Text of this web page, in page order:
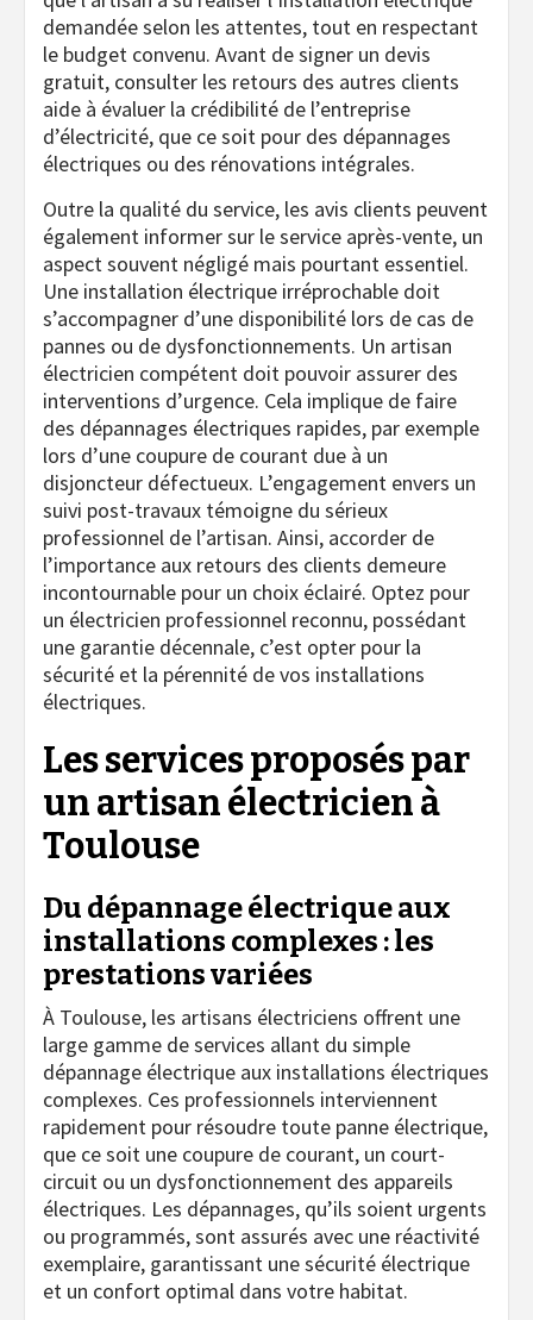
demandée selon les attentes, tout en respectant
le budget convenu. Avant de signer un devis
gratuit, consulter les retours des autres clients
aide à évaluer la crédibilité de l’entreprise
d’électricité, que ce soit pour des dépannages
électriques ou des rénovations intégrales.
Outre la qualité du service, les avis clients peuvent
également informer sur le service après-vente, un
aspect souvent négligé mais pourtant essentiel.
Une installation électrique irréprochable doit
s’accompagner d’une disponibilité lors de cas de
pannes ou de dysfonctionnements. Un artisan
électricien compétent doit pouvoir assurer des
interventions d’urgence. Cela implique de faire
des dépannages électriques rapides, par exemple
lors d’une coupure de courant due à un
disjoncteur défectueux. L’engagement envers un
suivi post-travaux témoigne du sérieux
professionnel de l’artisan. Ainsi, accorder de
l’importance aux retours des clients demeure
incontournable pour un choix éclairé. Optez pour
un électricien professionnel reconnu, possédant
une garantie décennale, c’est opter pour la
sécurité et la pérennité de vos installations
électriques.
Les services proposés par
un artisan électricien à
Toulouse
Du dépannage électrique aux
installations complexes : les
prestations variées
À Toulouse, les artisans électriciens offrent une
large gamme de services allant du simple
dépannage électrique aux installations électriques
complexes. Ces professionnels interviennent
rapidement pour résoudre toute panne électrique,
que ce soit une coupure de courant, un court-
circuit ou un dysfonctionnement des appareils
électriques. Les dépannages, qu’ils soient urgents
ou programmés, sont assurés avec une réactivité
exemplaire, garantissant une sécurité électrique
et un confort optimal dans votre habitat.